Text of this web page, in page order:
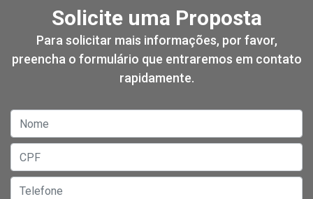
Solicite uma Proposta
Para solicitar mais informações, por favor,
preencha o formulário que entraremos em contato
rapidamente.